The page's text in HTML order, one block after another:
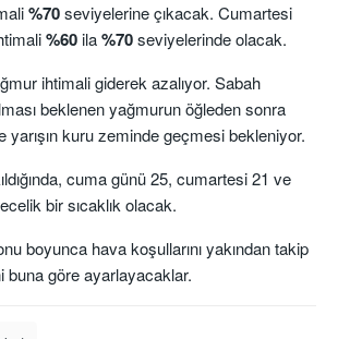
%70seviyelerine çıkacak. Cumartesi
%60ila%70seviyelerinde olacak.
ihtimali giderek azalıyor. Sabah
beklenen yağmurun öğleden sonra
kuru zeminde geçmesi bekleniyor.
cuma günü 25, cumartesi 21 ve
bir sıcaklık olacak.
boyunca hava koşullarını yakından takip
buna göre ayarlayacaklar.